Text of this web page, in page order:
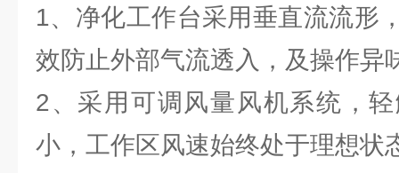
1、净化工作台采用垂直流流形
效防止外部气流透入，及操作异
2、采用可调风量风机系统，
小，工作区风速始终处于理想状